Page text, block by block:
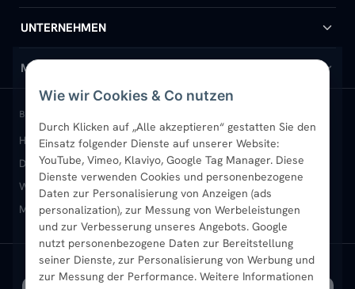
Wie wir Cookies & Co nutzen
Durch Klicken auf „Alle akzeptieren“ gestatten Sie den
Einsatz folgender Dienste auf unserer Website:
YouTube, Vimeo, Klaviyo, Google Tag Manager. Diese
Dienste verwenden Cookies und personenbezogene
Daten zur Personalisierung von Anzeigen (ads
personalization), zur Messung von Werbeleistungen
und zur Verbesserung unseres Angebots. Google
nutzt personenbezogene Daten zur Bereitstellung
seiner Dienste, zur Personalisierung von Werbung und
zur Messung der Performance. Weitere Informationen
Handtuchheizkörper
Design-Heizkörper
Paneelheizkörper
Vertikal-Heizkörper
Heizkörper-Zubehör
Hilfe & Kontakt
Versand & Lieferung
Rückgabe & Widerruf
Garantie & Gewährleistung
Montageservice vor Ort
Sendung verfolgen
UNTERNEHMEN
Wir über uns
Standort & Abholung Jüchen
B2B-Kunden
Karriere
Ratgeber
Bestpreisgarantie
MEIN KONTO
Anmelden / Mein Konto
Merkliste
Newsletter
Aktuelle Angebote
BELIEBTE KATEGORIEN
Heizkörper kaufenBadheizkörperHandtuchheizkörper
Design-HeizkörperPaneelheizkörperVertikal-Heizkörper
Wandheizkörper Wohnraum-Heizkörper Badheizkörper Schwarz
Mischbetrieb-HeizkörperHeizkörper-ZubehörAktuelle Angebote
SICHERE ZAHLUNG VERSAND MIT